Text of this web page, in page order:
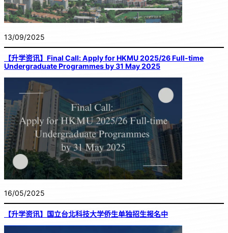
13/09/2025
【升学资讯】Final Call: Apply for HKMU 2025/26 Full-time
Undergraduate Programmes by 31 May 2025
16/05/2025
【升学资讯】国立台北科技大学侨生单独招生报名中